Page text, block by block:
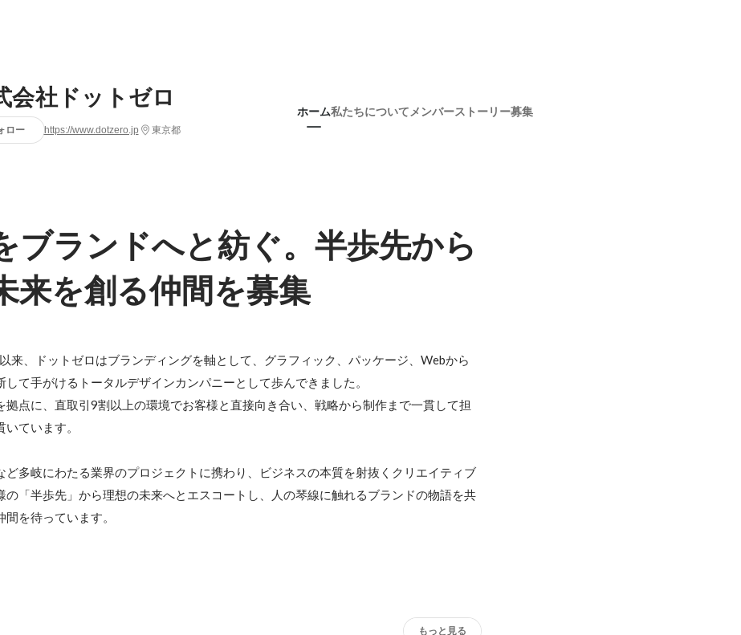
会社ドットゼロ
ロー https://www.dotzero.jp 東京都
ホーム私たちについて メンバーストーリー募集
ブランドへと紡ぐ。半歩先から
来を創る仲間を募集
来、ドットゼロはブランディングを軸として、グラフィック、パッケージ、Webから
して手がけるトータルデザインカンパニーとして歩んできました。
拠点に、直取引9割以上の環境でお客様と直接向き合い、戦略から制作まで一貫して担
ています。
ど多岐にわたる業界のプロジェクトに携わり、ビジネスの本質を射抜くクリエイティブ
の「半歩先」から理想の未来へとエスコートし、人の琴線に触れるブランドの物語を共
を待っています。
もっと見る